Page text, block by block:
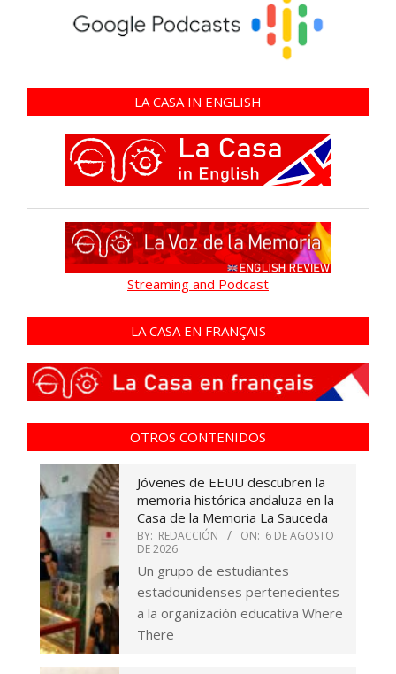
LA CASA IN ENGLISH
Streaming and Podcast
LA CASA EN FRANÇAIS
OTROS CONTENIDOS
Jóvenes de EEUU descubren la
memoria histórica andaluza en la
Casa de la Memoria La Sauceda
BY: REDACCIÓN ON: 6 DE AGOSTO
DE 2026
Un grupo de estudiantes
estadounidenses pertenecientes
a la organización educativa Where
There